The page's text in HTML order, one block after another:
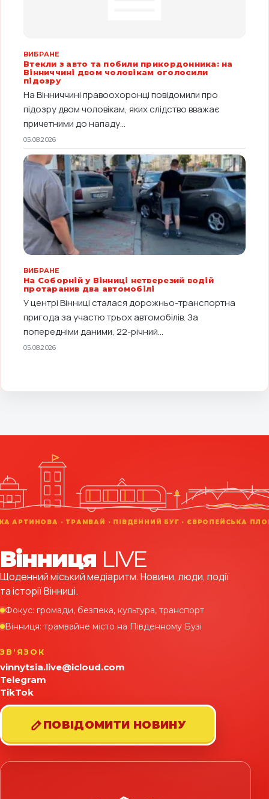
Вінниця LIVE
Щоденний міський медіаритм. Новини, люди, події
та історії Вінниці.
Фокус: громади, безпека, культура, транспорт
Вінниця: трамвайне місто на Південному Бузі
ЗВʼЯЗОК
vinnytsia.live@icloud.com
Telegram
TikTok
ПОВІДОМИТИ НОВИНУ